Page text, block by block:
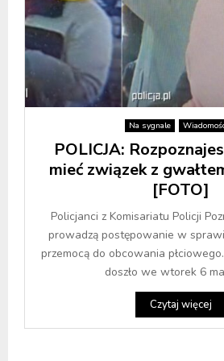
Na sygnale
POLICJA:
mieć związek z
[FOTO]
Policjanci z Komisariatu Policji
prowadzą postępowanie w
przemocą do obcowania
doszło we wtorek 6
Czytaj więcej